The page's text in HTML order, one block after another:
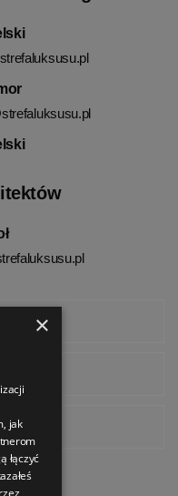
×
jak
łączyć